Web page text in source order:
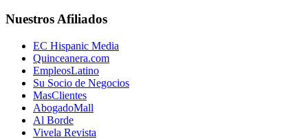
Nuestros Afiliados
EC Hispanic Media
Quinceanera.com
EmpleosLatino
Su Socio de Negocios
MasClientes
AbogadoMall
Al Borde
Vivela Revista